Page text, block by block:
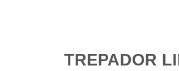
TREPADOR